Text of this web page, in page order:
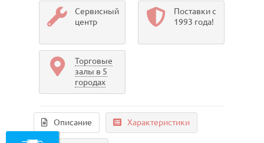
Сервисный
центр
Поставки с
1993 года!
Торговые
залы в 5
городах
Описание Характеристики